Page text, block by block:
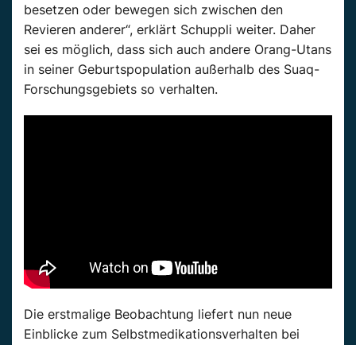
besetzen oder bewegen sich zwischen den
Revieren anderer“, erklärt Schuppli weiter. Daher
sei es möglich, dass sich auch andere Orang-Utans
in seiner Geburtspopulation außerhalb des Suaq-
Forschungsgebiets so verhalten.
Die erstmalige Beobachtung liefert nun neue
Einblicke zum Selbstmedikationsverhalten bei